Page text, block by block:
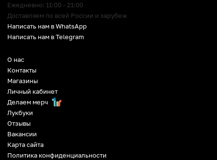
О нас
Контакты
Магазины
Личный кабинет
Делаем мерч
Лукбуки
Отзывы
Вакансии
Карта сайта
Политика конфиденциальности
Ежедневно: 11:00 - 21:00
Доставляем по всей России и зарубеж
Написать нам в WhatsApp
Написать нам в Telegram